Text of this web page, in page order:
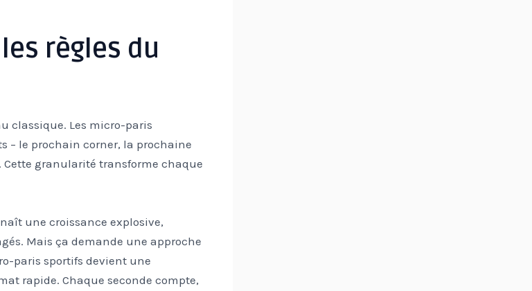
règles du
classique. Les micro-paris
– le prochain corner, la prochaine
granularité transforme chaque
une croissance explosive,
Mais ça demande une approche
paris sportifs devient une
rapide. Chaque seconde compte,